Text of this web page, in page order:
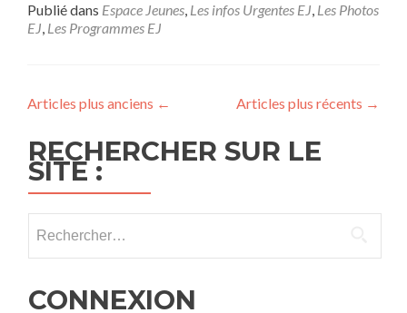
plus
Jeunes
Publié dans Espace Jeunes, Les infos Urgentes EJ, Les Photos
EJ, Les Programmes EJ
Articles plus anciens ← Articles plus récents →
RECHERCHER SUR LE
SITE :
CONNEXION